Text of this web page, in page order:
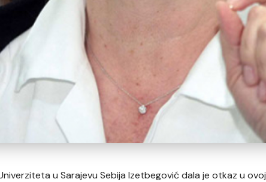
u Sarajevu Sebija Izetbegović dala je otkaz u ovoj